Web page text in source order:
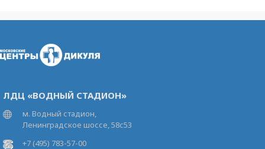
ЛДЦ «ВОДНЫЙ СТАДИОН»
м. Водный стадион,
Ленинградское шоссе, 58с53
+7 (495) 783-57-00